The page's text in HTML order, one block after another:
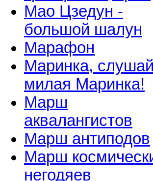
Мао Цзедун -
большой шалун
Марафон
Маринка,
милая Маринка!
Марш
аквалангистов
Марш антиподов
Марш
негодяев